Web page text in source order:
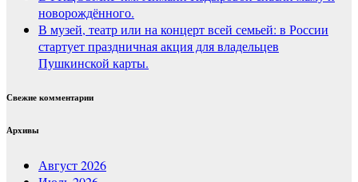
новорождённого.
В музей, театр или на концерт всей семьей: в России
стартует праздничная акция для владельцев
Пушкинской карты.
Свежие комментарии
Архивы
Август 2026